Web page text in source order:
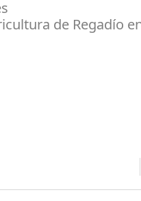
de Regadío